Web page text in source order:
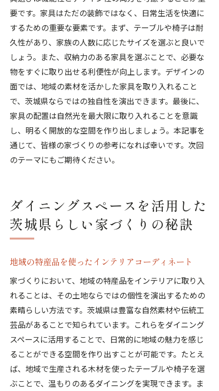
要です。家具はただの装飾ではなく、日常生活を快適に
するための重要な要素です。まず、テーブルや椅子は耐
久性があり、家族の人数に応じたサイズを選ぶと良いで
しょう。また、収納力のある家具を選ぶことで、必要な
物をすぐに取り出せる利便性が向上します。デザインの
面では、地域の素材を活かした家具を取り入れること
で、茨城県ならではの独自性を演出できます。最後に、
家具の配置は自然光を最大限に取り入れることを意識
し、明るく開放的な空間を作り出しましょう。本記事を
通じて、皆様の家づくりの参考になれば幸いです。次回
のテーマにもご期待ください。
ダイニングスペースを活用した
茨城県らしい家づくりの秘訣
地域の特産品を使ったインテリアコーディネート
家づくりにおいて、地域の特産品をインテリアに取り入
れることは、その土地ならではの個性を演出するための
素晴らしい方法です。茨城県は豊富な自然素材や伝統工
芸品があることで知られています。これらをダイニング
スペースに活用することで、日常的に地域の魅力を感じ
ることができる空間を作り出すことが可能です。たとえ
ば、地域で生産される木材を使ったテーブルや椅子を選
ぶことで、温もりのあるダイニングを実現できます。ま